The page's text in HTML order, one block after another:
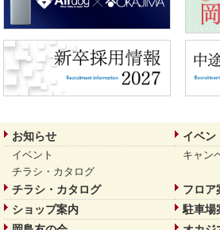
お知らせ イベン
イベント
キャン
チラシ・カタログ
チラシ・カタログ
フロア
ショップ案内
駐車場